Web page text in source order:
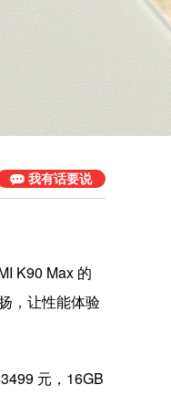
我有话要说
K90 Max 的
，让性能体验
元，16GB